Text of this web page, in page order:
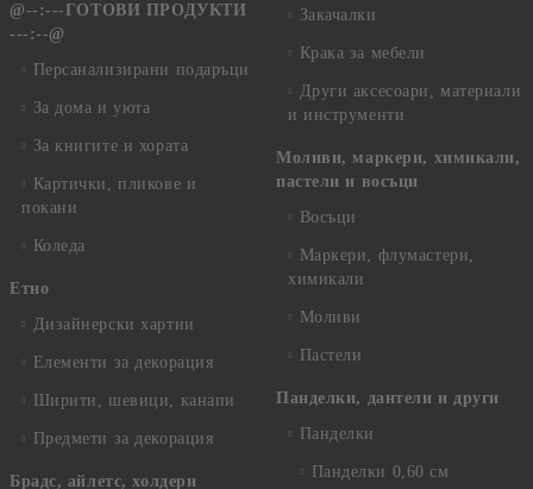
@--:---ГОТОВИ ПРОДУКТИ
---:--@
Персанализирани подаръци
За дома и уюта
За книгите и хората
Картички, пликове и
покани
Коледа
Етно
Дизайнерски хартии
Елементи за декорация
Ширити, шевици, канапи
Предмети за декорация
Брадс, айлетс, холдери
Закачалки
Крака за мебели
Други аксесоари, материали
и инструменти
Моливи, маркери, химикали,
пастели и восъци
Восъци
Маркери, флумастери,
химикали
Моливи
Пастели
Панделки, дантели и други
Панделки
Панделки 0,60 см